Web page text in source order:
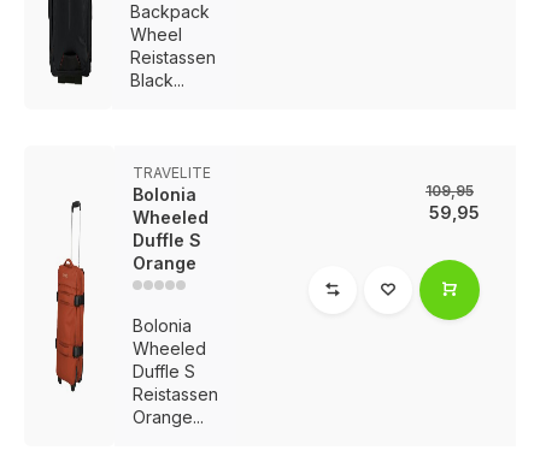
Backpack
Wheel
Reistassen
Black...
TRAVELITE
Bolonia
Wheeled
Duffle S
Orange
Bolonia
Wheeled
Duffle S
Reistassen
Orange...
109,95
59,95